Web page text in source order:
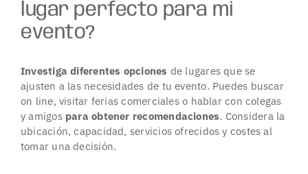
lugar perfecto para mi
evento?
Investiga diferentes opciones de lugares que se
ajusten a las necesidades de tu evento. Puedes buscar
on line, visitar ferias comerciales o hablar con colegas
y amigos para obtener recomendaciones. Considera la
ubicación, capacidad, servicios ofrecidos y costes al
tomar una decisión.